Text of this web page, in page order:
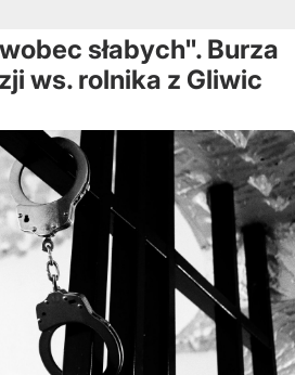
słabych". Burza
ws. rolnika z Gliwic